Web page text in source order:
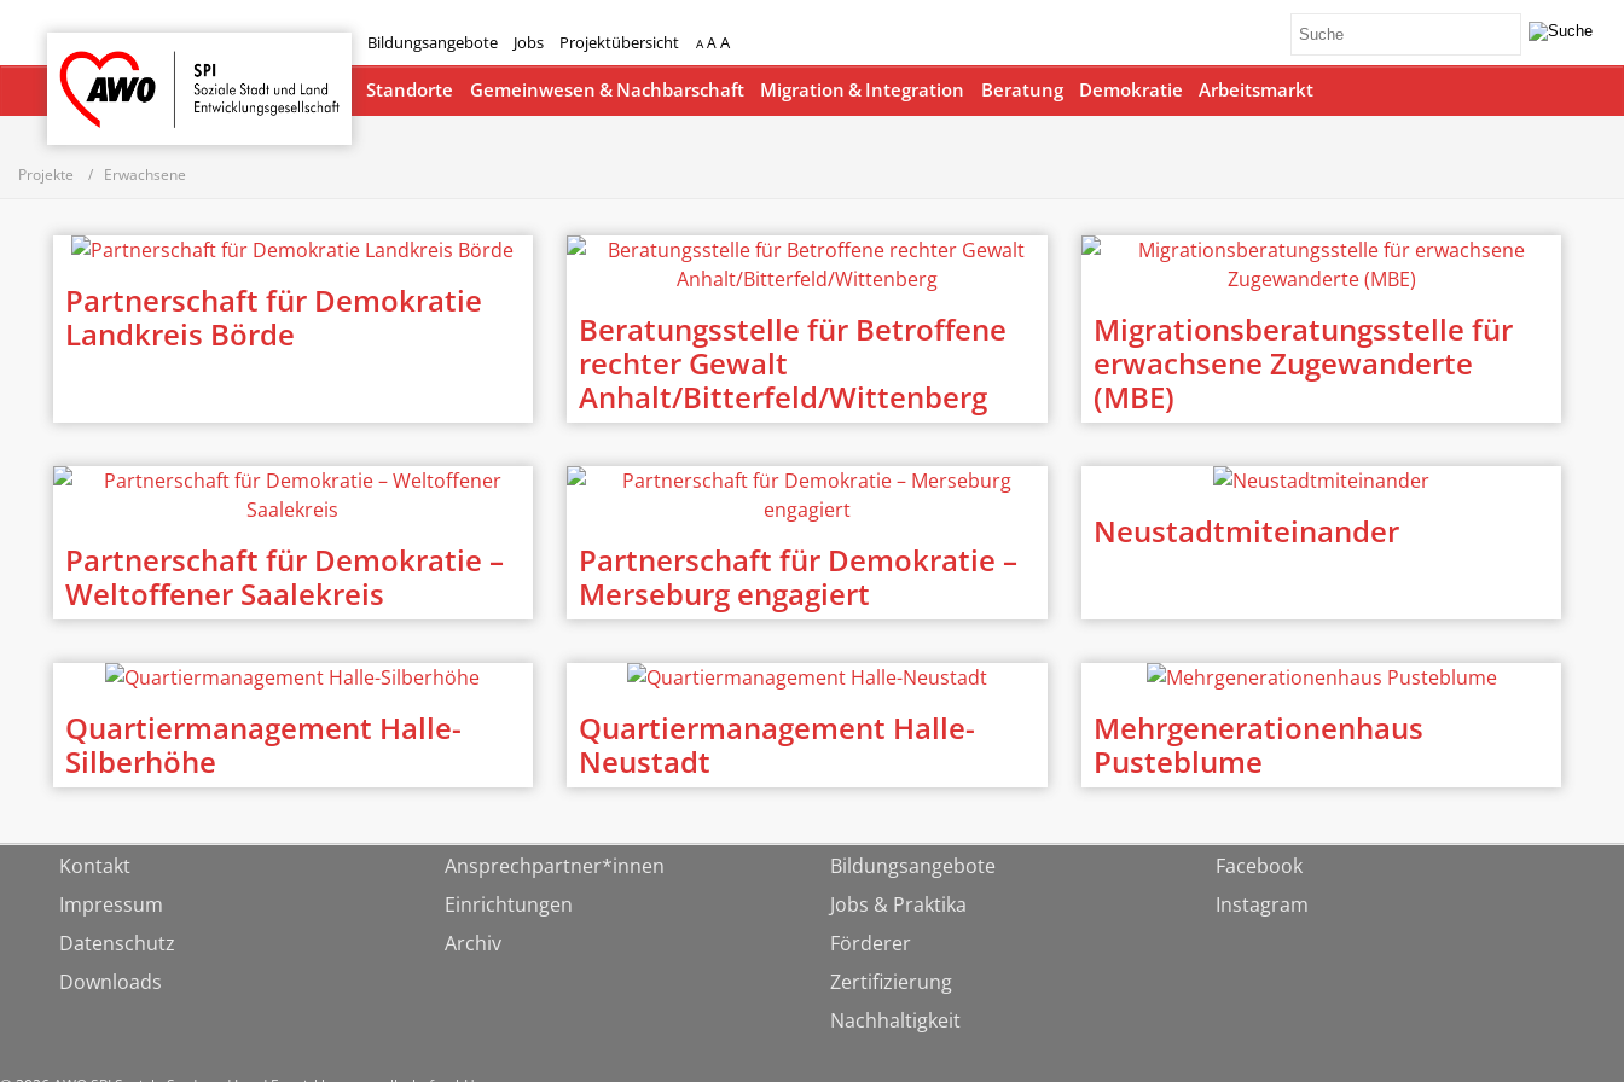
Bildungsangebote Jobs Projektübersicht A AA
Startseite
Standorte Gemeinwesen & Nachbarschaft Migration & Integration Beratung Demokratie Arbeitsmarkt
Projekte Erwachsene
Partnerschaft für Demokratie
Landkreis Börde
Beratungsstelle für Betroffene
rechter Gewalt
Anhalt/Bitterfeld/Wittenberg
Migrationsberatungsstelle für
erwachsene Zugewanderte
(MBE)
Partnerschaft für Demokratie –
Weltoffener Saalekreis
Partnerschaft für Demokratie –
Merseburg engagiert
Neustadtmiteinander
Quartiermanagement Halle-
Silberhöhe
Quartiermanagement Halle-
Neustadt
Mehrgenerationenhaus
Pusteblume
Kontakt
Impressum
Datenschutz
Downloads
Ansprechpartner*innen
Einrichtungen
Archiv
Bildungsangebote
Jobs & Praktika
Förderer
Zertifizierung
Nachhaltigkeit
Facebook
Instagram